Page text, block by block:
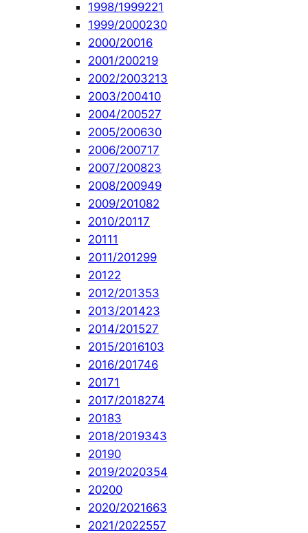
1998/1999221
1999/2000230
2000/20016
2001/200219
2002/2003213
2003/200410
2004/200527
2005/200630
2006/200717
2007/200823
2008/200949
2009/201082
2010/20117
20111
2011/201299
20122
2012/201353
2013/201423
2014/201527
2015/2016103
2016/201746
20171
2017/2018274
20183
2018/2019343
20190
2019/2020354
20200
2020/2021663
2021/2022557